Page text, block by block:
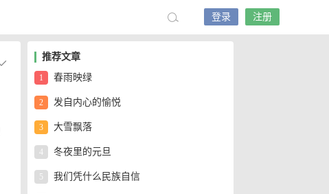
登录 注册
推荐文章
1 春雨映绿
2 发自内心的愉悦
3 大雪飘落
4 冬夜里的元旦
5 我们凭什么民族自信